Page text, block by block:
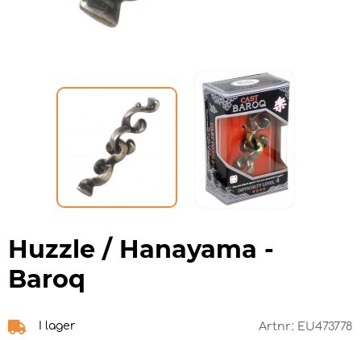
Huzzle / Hanayama -
Baroq
I lager Artnr: EU473778